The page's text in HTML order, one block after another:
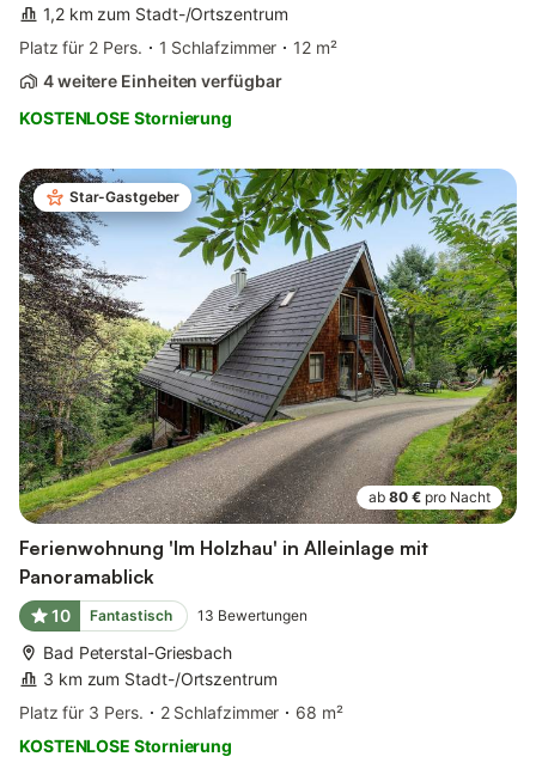
1,2 km zum Stadt-/Ortszentrum
Platz für 2 Pers.
1 Schlafzimmer
12 m²
4 weitere Einheiten verfügbar
KOSTENLOSE Stornierung
Star-Gastgeber
ab 80 € pro Nacht
Ferienwohnung 'Im Holzhau' in Alleinlage mit
Panoramablick
10 Fantastisch 13 Bewertungen
Bad Peterstal-Griesbach
3 km zum Stadt-/Ortszentrum
Platz für 3 Pers.
2 Schlafzimmer
68 m²
KOSTENLOSE Stornierung